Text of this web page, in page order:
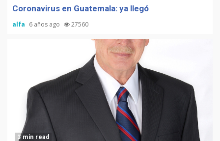
Coronavirus en Guatemala: ya llegó
alfa 6 años ago 27560
3 min read